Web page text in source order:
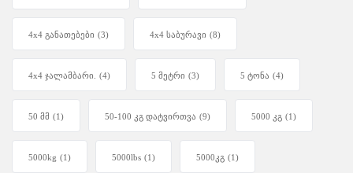
4x4 განათებები (3) 4x4 საბურავი (8)
4x4 ჯალამბარი. (4) 5 მეტრი (3) 5 ტონა (4)
50 მმ (1) 50-100 კგ დატვირთვა (9) 5000 კგ (1)
5000kg (1) 5000lbs (1) 5000კგ (1)